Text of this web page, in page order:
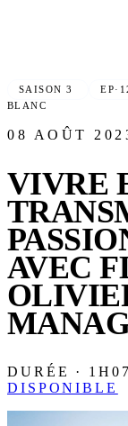
SAISON 3
BLANC
08 AOÛT
VIVRE
AVEC
DURÉE ·
DISPONIBLE